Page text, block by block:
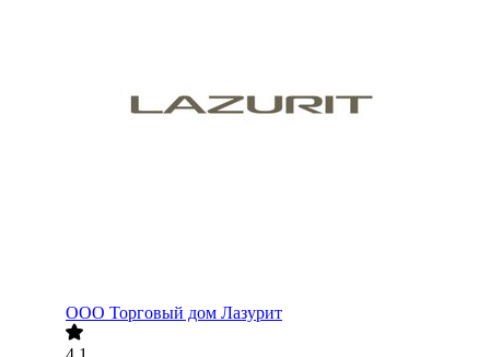
ООО Торговый дом Лазурит